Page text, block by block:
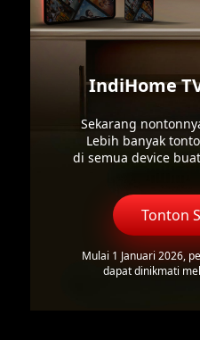
IndiHome
Sekarang
Lebih banyak
di semua device
Tonton
Mulai 1 Januari 2026,
dapat dinikmati